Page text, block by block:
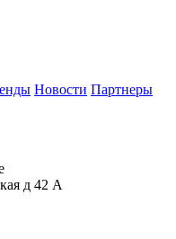
Новости Партнеры
д 42 А